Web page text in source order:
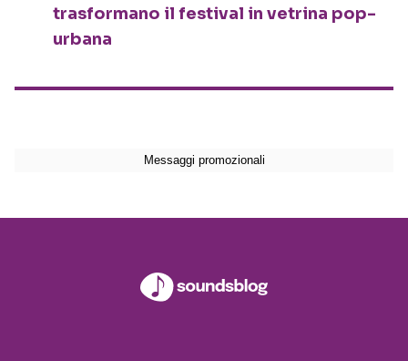
trasformano il festival in vetrina pop-
urbana